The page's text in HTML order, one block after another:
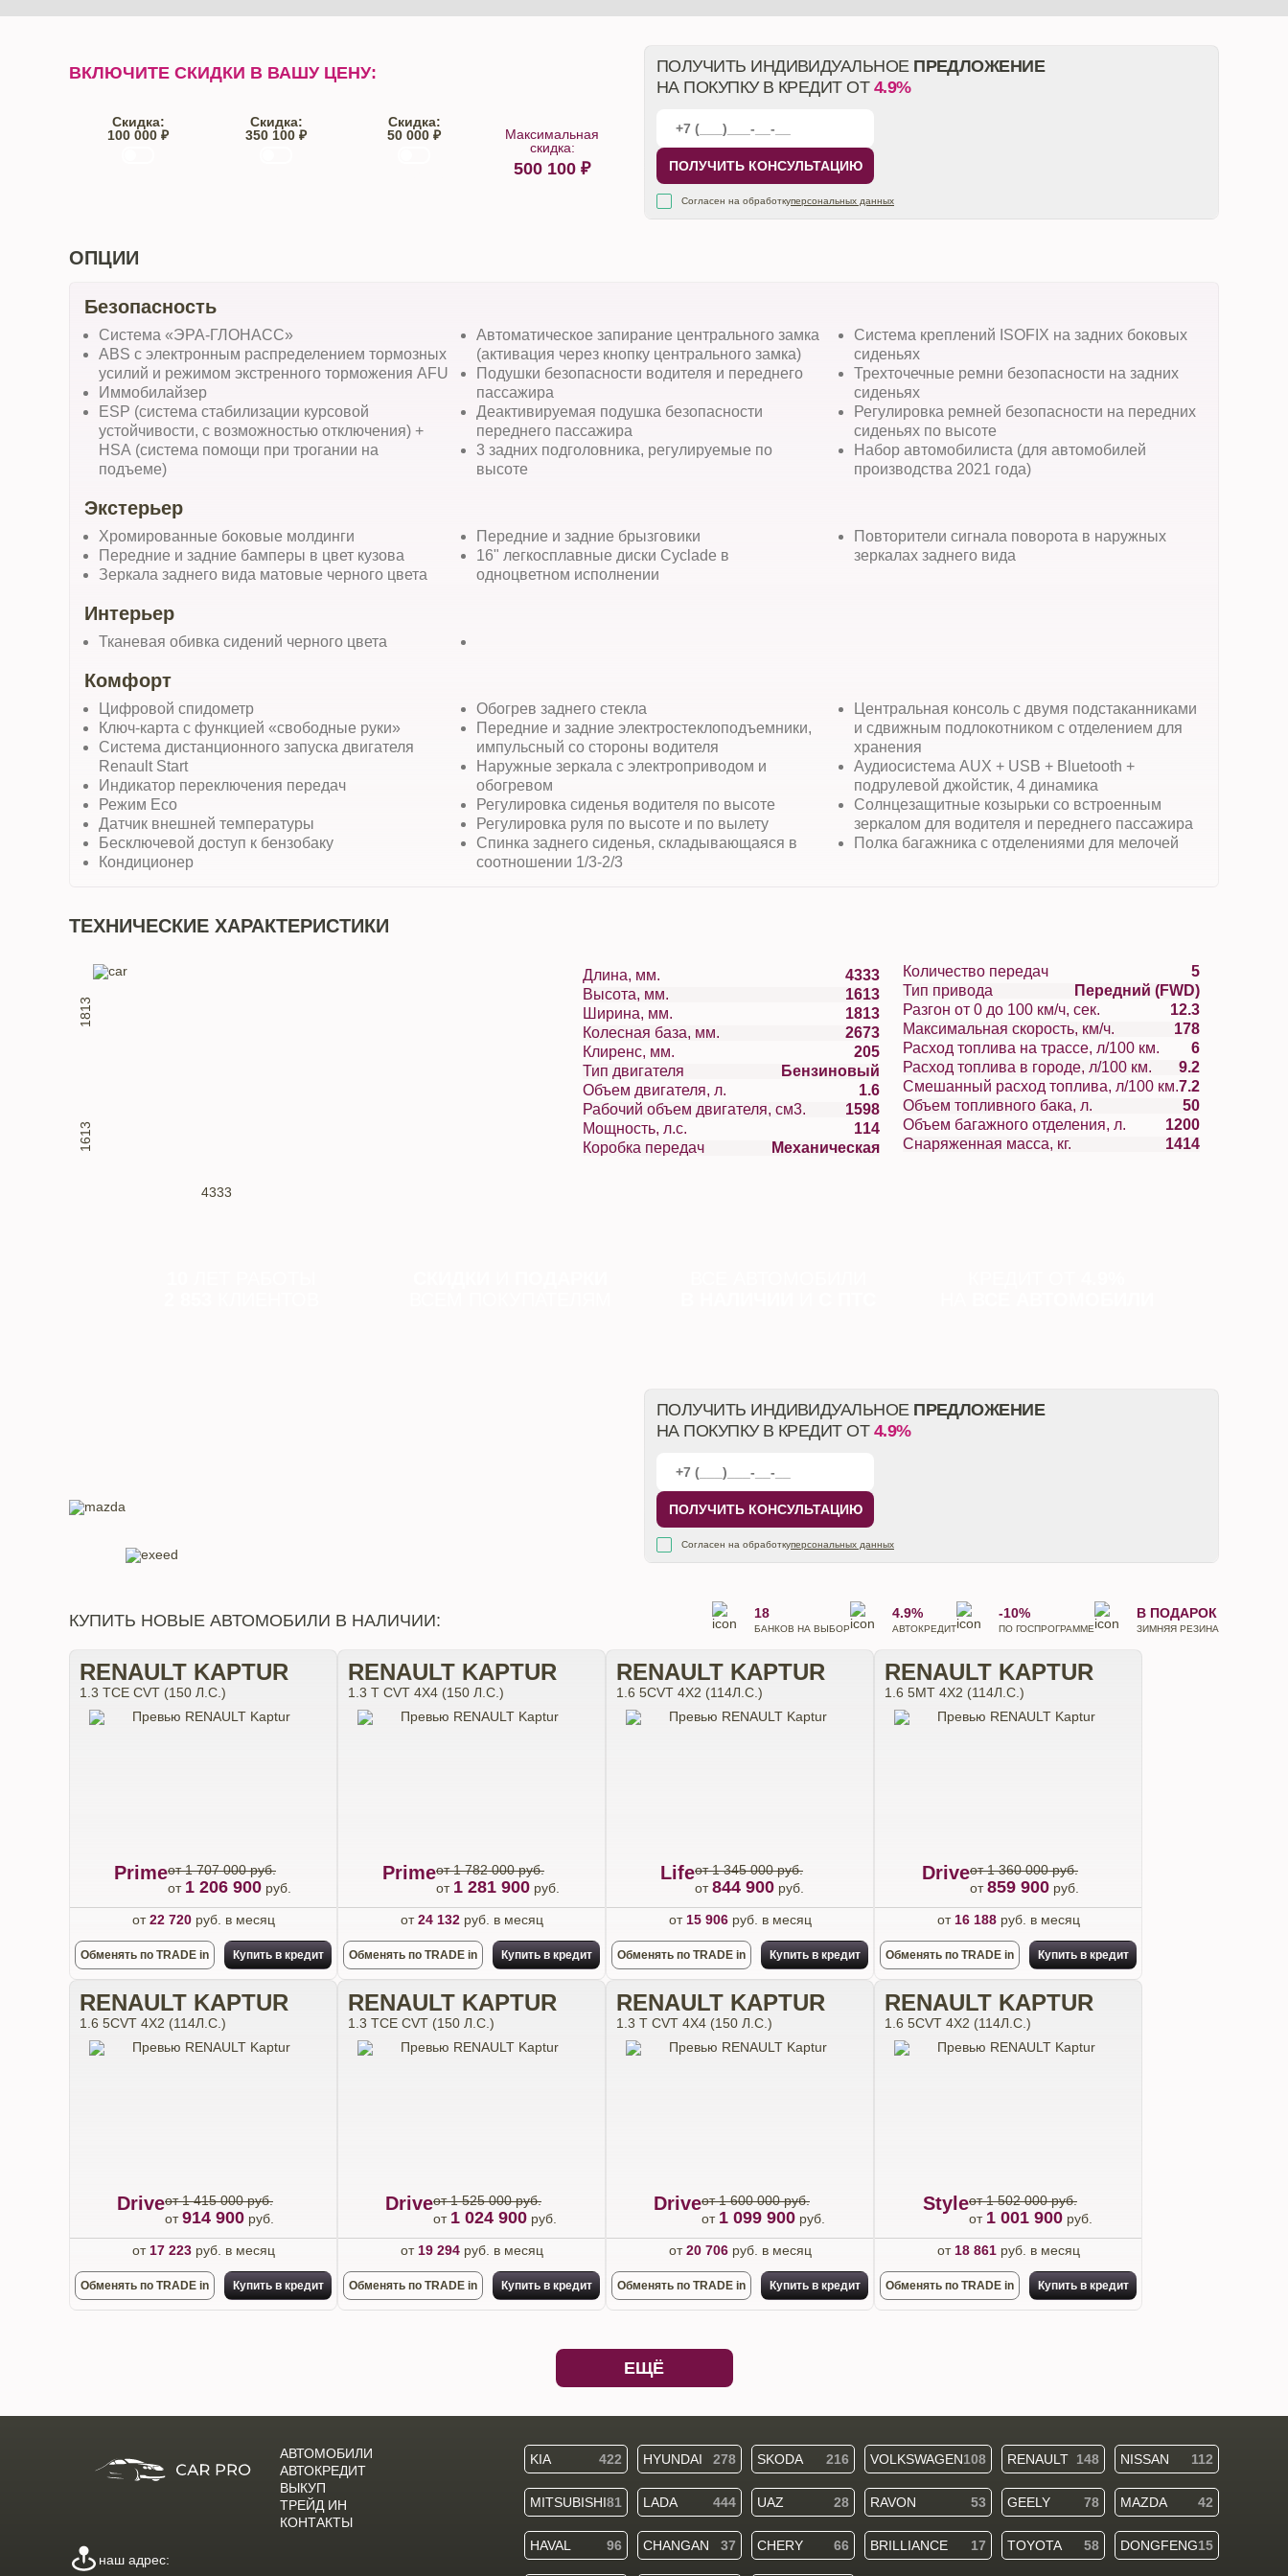
ВКЛЮЧИТЕ СКИДКИ В ВАШУ ЦЕНУ:
Скидка:
100 000 ₽
Скидка:
350 100 ₽
Скидка:
50 000 ₽
Максимальная
скидка:
500 100 ₽
ПОЛУЧИТЬ ИНДИВИДУАЛЬНОЕ ПРЕДЛОЖЕНИЕ
НА ПОКУПКУ В КРЕДИТ ОТ 4.9%
ПОЛУЧИТЬ КОНСУЛЬТАЦИЮ
Согласен на обработкуперсональных данных
ОПЦИИ
Безопасность
Система «ЭРА-ГЛОНАСС»
ABS с электронным распределением тормозных
усилий и режимом экстренного торможения AFU
Иммобилайзер
ESP (система стабилизации курсовой
устойчивости, c возможностью отключения) +
HSA (система помощи при трогании на
подъеме)
Автоматическое запирание центрального замка
(активация через кнопку центрального замка)
Подушки безопасности водителя и переднего
пассажира
Деактивируемая подушка безопасности
переднего пассажира
3 задних подголовника, регулируемые по
высоте
Система креплений ISOFIX на задних боковых
сиденьях
Трехточечные ремни безопасности на задних
сиденьях
Регулировка ремней безопасности на передних
сиденьях по высоте
Набор автомобилиста (для автомобилей
производства 2021 года)
Экстерьер
Хромированные боковые молдинги
Передние и задние бамперы в цвет кузова
Зеркала заднего вида матовые черного цвета
Передние и задние брызговики
16" легкосплавные диски Cyclade в
одноцветном исполнении
Повторители сигнала поворота в наружных
зеркалах заднего вида
Интерьер
Тканевая обивка сидений черного цвета
Комфорт
Цифровой спидометр
Ключ-карта с функцией «свободные руки»
Система дистанционного запуска двигателя
Renault Start
Индикатор переключения передач
Режим Eco
Датчик внешней температуры
Бесключевой доступ к бензобаку
Кондиционер
Обогрев заднего стекла
Передние и задние электростеклоподъемники,
импульсный со стороны водителя
Наружные зеркала с электроприводом и
обогревом
Регулировка сиденья водителя по высоте
Регулировка руля по высоте и по вылету
Спинка заднего сиденья, складывающаяся в
соотношении 1/3-2/3
Центральная консоль с двумя подстаканниками
и сдвижным подлокотником с отделением для
хранения
Аудиосистема AUX + USB + Bluetooth +
подрулевой джойстик, 4 динамика
Солнцезащитные козырьки со встроенным
зеркалом для водителя и переднего пассажира
Полка багажника с отделениями для мелочей
ТЕХНИЧЕСКИЕ ХАРАКТЕРИСТИКИ
4333
1613
1813
Длина, мм.
4333
Высота, мм.
1613
Ширина, мм.
1813
Колесная база, мм.
2673
Клиренс, мм.
205
Тип двигателя
Бензиновый
Объем двигателя, л.
1.6
Рабочий объем двигателя, см3.
1598
Мощность, л.с.
114
Коробка передач
Механическая
Количество передач
5
Тип привода
Передний (FWD)
Разгон от 0 до 100 км/ч, сек.
12.3
Максимальная скорость, км/ч.
178
Расход топлива на трассе, л/100 км.
6
Расход топлива в городе, л/100 км.
9.2
Смешанный расход топлива, л/100 км.7.2
Объем топливного бака, л.
50
Объем багажного отделения, л.
1200
Снаряженная масса, кг.
1414
ПОЛУЧИТЬ ИНДИВИДУАЛЬНОЕ ПРЕДЛОЖЕНИЕ
НА ПОКУПКУ В КРЕДИТ ОТ 4.9%
ПОЛУЧИТЬ КОНСУЛЬТАЦИЮ
Согласен на обработкуперсональных данных
КУПИТЬ НОВЫЕ АВТОМОБИЛИ В НАЛИЧИИ: 18
БАНКОВ НА ВЫБОР
4.9%
АВТОКРЕДИТ
-10%
ПО ГОСПРОГРАММЕ
В ПОДАРОК
ЗИМНЯЯ РЕЗИНА
RENAULT KAPTUR
1.3 TCE CVT (150 Л.С.)
Primeот 1 707 000 руб.
от 1 206 900 руб.
от22 720руб. в месяц
Обменять по TRADE in Купить в кредит
RENAULT KAPTUR
1.3 T CVT 4X4 (150 Л.С.)
Primeот 1 782 000 руб.
от 1 281 900 руб.
от24 132руб. в месяц
Обменять по TRADE in Купить в кредит
RENAULT KAPTUR
1.6 5CVT 4X2 (114Л.С.)
Lifeот 1 345 000 руб.
от844 900 руб.
от 15 906руб. в месяц
Обменять по TRADE in Купить в кредит
RENAULT KAPTUR
1.6 5MT 4X2 (114Л.С.)
Driveот 1 360 000 руб.
от859 900 руб.
от 16 188руб. в месяц
Обменять по TRADE in Купить в кредит
RENAULT KAPTUR
1.6 5CVT 4X2 (114Л.С.)
Driveот 1 415 000 руб.
от914 900 руб.
от 17 223руб. в месяц
Обменять по TRADE in Купить в кредит
RENAULT KAPTUR
1.3 TCE CVT (150 Л.С.)
Driveот 1 525 000 руб.
от 1 024 900 руб.
от 19 294руб. в месяц
Обменять по TRADE in Купить в кредит
RENAULT KAPTUR
1.3 T CVT 4X4 (150 Л.С.)
Driveот 1 600 000 руб.
от 1 099 900 руб.
от20 706руб. в месяц
Обменять по TRADE in Купить в кредит
RENAULT KAPTUR
1.6 5CVT 4X2 (114Л.С.)
Styleот 1 502 000 руб.
от 1 001 900 руб.
от 18 861руб. в месяц
Обменять по TRADE in Купить в кредит
ЕЩЁ
АВТОМОБИЛИ
АВТОКРЕДИТ
ВЫКУП
ТРЕЙД ИН
КОНТАКТЫ
наш адрес:
KIA 422 HYUNDAI 278 SKODA 216 VOLKSWAGEN108 RENAULT 148 NISSAN 112
MITSUBISHI81 LADA 444 UAZ 28 RAVON 53 GEELY 78 MAZDA 42
HAVAL 96 CHANGAN 37 CHERY 66 BRILLIANCE 17 TOYOTA 58 DONGFENG15